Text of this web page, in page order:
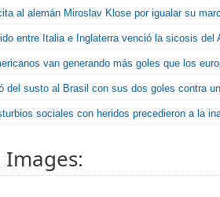
al alemán Miroslav Klose por igualar su
entre Italia e Inglaterra venció la sicosis del
van generando más goles que los
del susto al Brasil con sus dos goles contra
sociales con heridos precedieron a la
Images: